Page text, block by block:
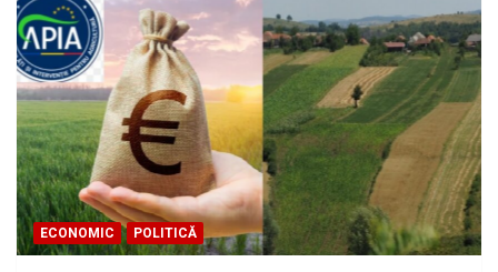
ECONOMIC POLITICĂ